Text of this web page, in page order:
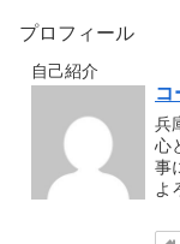
プロフィール
自己紹介
コ
兵
心
事
よ